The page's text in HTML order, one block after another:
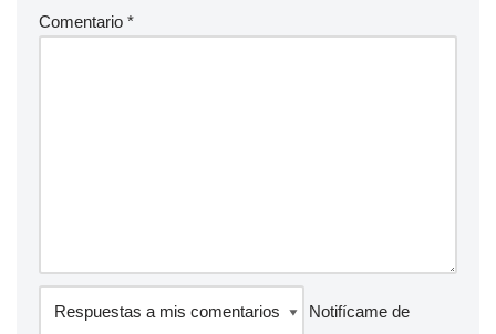
Comentario *
Notifícame de